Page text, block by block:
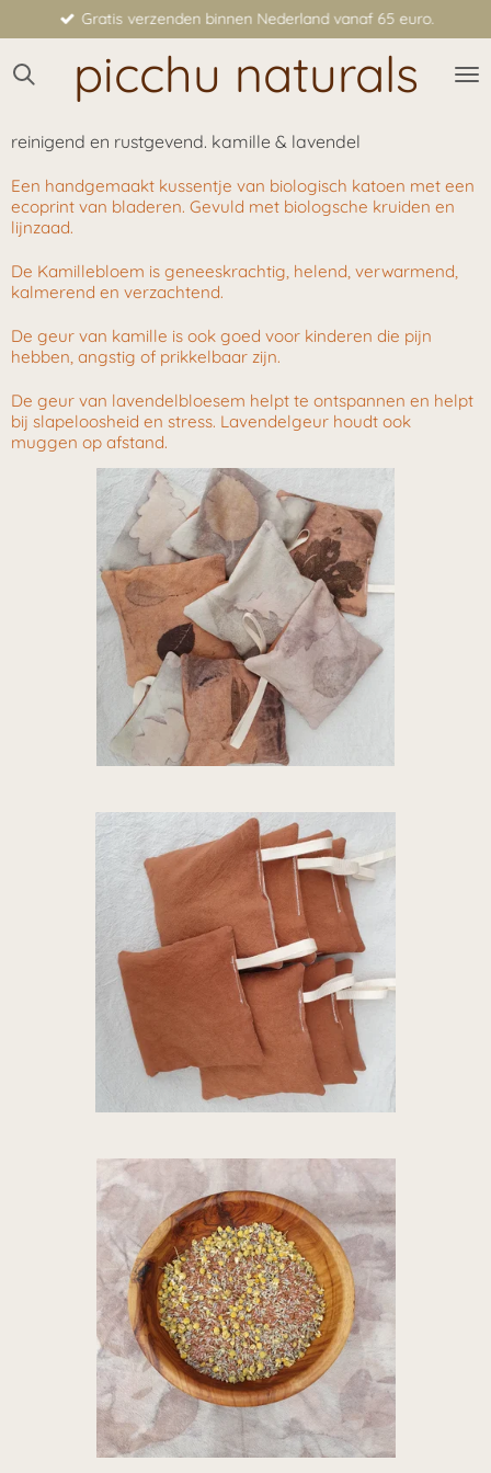
direct
naar
picchu naturals
Gratis verzenden binnen Nederland vanaf 65 euro.
reinigend en rustgevend. kamille & lavendel
Een handgemaakt kussentje van biologisch katoen met een
ecoprint van bladeren. Gevuld met biologsche kruiden en
lijnzaad.
De Kamillebloem is geneeskrachtig, helend, verwarmend,
kalmerend en verzachtend.
De geur van kamille is ook goed voor kinderen die pijn
hebben, angstig of prikkelbaar zijn.
De geur van lavendelbloesem helpt te ontspannen en helpt
bij slapeloosheid en stress. Lavendelgeur houdt ook
muggen op afstand.